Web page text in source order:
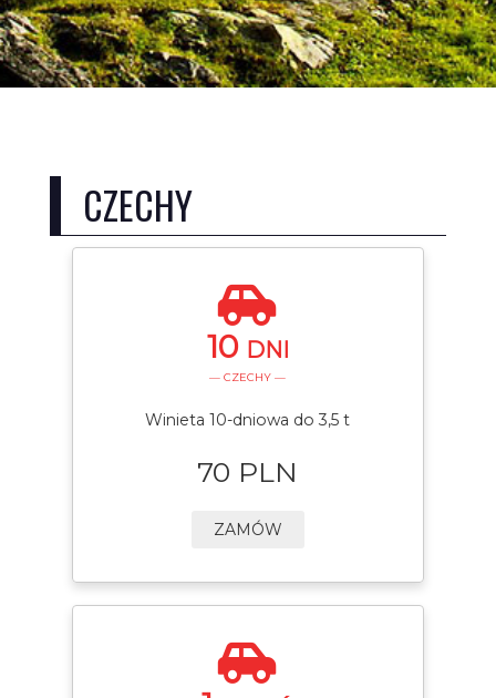
CZECHY
10 DNI
— CZECHY —
Winieta 10-dniowa do 3,5 t
70 PLN
ZAMÓW